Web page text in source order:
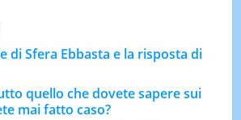
di Sfera Ebbasta e la risposta di
quello che dovete sapere sui
mai fatto caso?